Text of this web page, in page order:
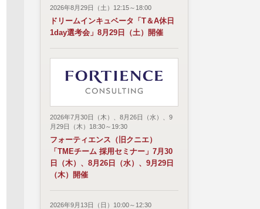
2026年8月29日（土）12:15～18:00
ドリームインキュベータ「T＆A休日
1day選考会」8月29日（土）開催
2026年7月30日（木）、8月26日（水）、9
月29日（木）18:30～19:30
フォーティエンス（旧クニエ）
「TMEチーム 採用セミナー」7月30
日（木）、8月26日（水）、9月29日
（木）開催
2026年9月13日（日）10:00～12:30